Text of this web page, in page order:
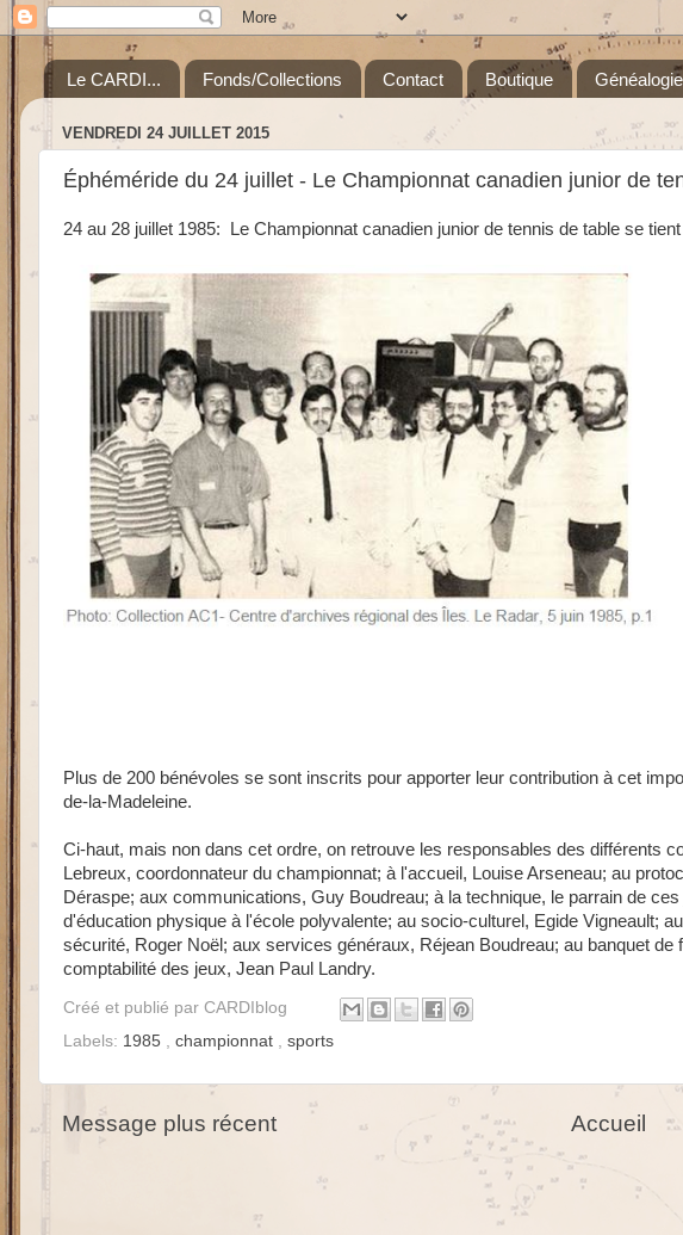
Le CARDI... Fonds/Collections Contact Boutique Généalogie
VENDREDI 24 JUILLET 2015
Éphéméride du 24 juillet - Le Championnat canadien junior de
24 au 28 juillet 1985: Le Championnat canadien junior de tennis de table se
Plus de 200 bénévoles se sont inscrits pour apporter leur contribution à cet
de-la-Madeleine.
Ci-haut, mais non dans cet ordre, on retrouve les responsables des différents
Lebreux, coordonnateur du championnat; à l'accueil, Louise Arseneau; au
Déraspe; aux communications, Guy Boudreau; à la technique, le parrain de
d'éducation physique à l'école polyvalente; au socio-culturel, Egide Vigneault;
sécurité, Roger Noël; aux services généraux, Réjean Boudreau; au banquet de
comptabilité des jeux, Jean Paul Landry.
Créé et publié par CARDIblog
Labels: 1985 championnat sports
Message plus récent Accueil